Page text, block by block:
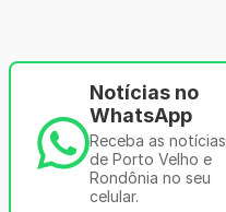
Notícias no
WhatsApp
Receba as notícias
de Porto Velho e
Rondônia no seu
celular.